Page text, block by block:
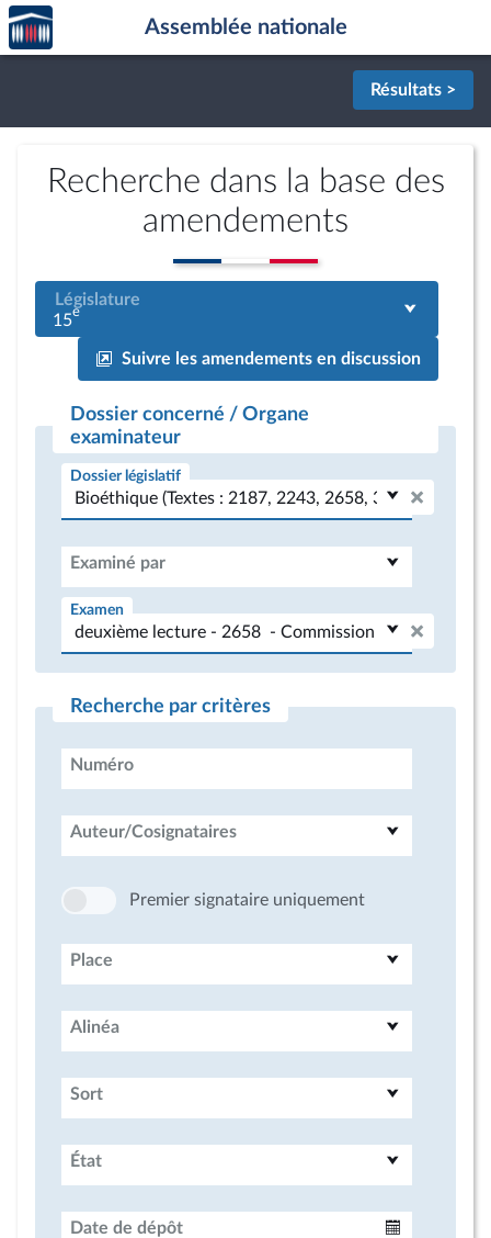
Aller au contenu
Aller en bas de la page
Accèder
à la
page
Assemblée nationale
Résultats >
Recherche dans la base des
amendements
Législature
15e
Suivre les amendements en discussion
Dossier concerné / Organe
examinateur
Dossier législatif
Examiné par
Examen
Recherche par critères
Numéro
Auteur/Cosignataires
Premier signataire uniquement
Place
Alinéa
Sort
État
Date de dépôt